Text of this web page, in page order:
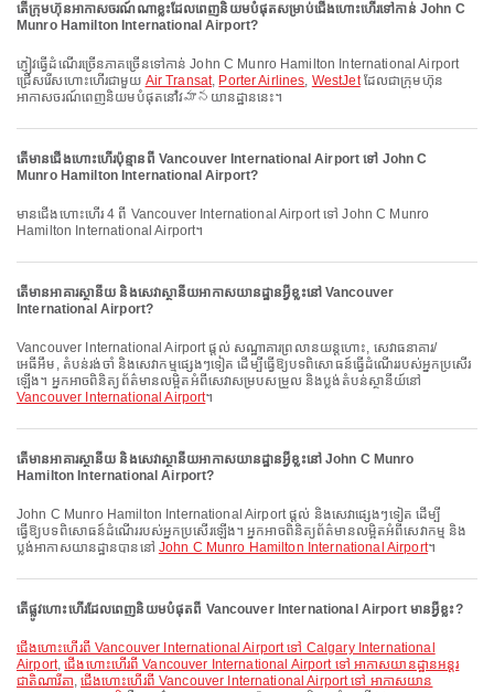
តើក្រុមហ៊ុនអាកាសចរណ៍ណាខ្លះដែលពេញនិយមបំផុតសម្រាប់ជើងហោះហើរទៅកាន់ John C
Munro Hamilton International Airport?
ភ្ញៀវធ្វើដំណើរច្រើនភាគច្រើនទៅកាន់ John C Munro Hamilton International Airport
ជ្រើសរើសហោះហើរជាមួយ Air Transat, Porter Airlines, WestJetដែលជាក្រុមហ៊ុន
អាកាសចរណ៍ពេញនិយមបំផុតនៅវిమానយានដ្ឋាននេះ។
តើមានជើងហោះហើរប៉ុន្មានពី Vancouver International Airport ទៅ John C
Munro Hamilton International Airport?
មានជើងហោះហើរ 4 ពី Vancouver International Airport ទៅ John C Munro
Hamilton International Airport។
តើមានអាគារស្ថានីយ និងសេវាស្ថានីយអាកាសយានដ្ឋានអ្វីខ្លះនៅ Vancouver
International Airport?
Vancouver International Airport ផ្តល់ សណ្ឋាគារព្រលានយន្តហោះ, សេវាធនាគារ/
អេធីអឹម, តំបន់រង់ចាំ និងសេវាកម្មផ្សេងៗទៀត ដើម្បីធ្វើឱ្យបទពិសោធន៍ធ្វើដំណើររបស់អ្នកប្រសើរ
ឡើង។ អ្នកអាចពិនិត្យព័ត៌មានលម្អិតអំពីសេវាសម្របសម្រួល និងប្លង់តំបន់ស្ថានីយ៍នៅ
Vancouver International Airport។
តើមានអាគារស្ថានីយ និងសេវាស្ថានីយអាកាសយានដ្ឋានអ្វីខ្លះនៅ John C Munro
Hamilton International Airport?
John C Munro Hamilton International Airport ផ្តល់ និងសេវាផ្សេងៗទៀត ដើម្បី
ធ្វើឱ្យបទពិសោធន៍ដំណើររបស់អ្នកប្រសើរឡើង។ អ្នកអាចពិនិត្យព័ត៌មានលម្អិតអំពីសេវាកម្ម និង
ប្លង់អាកាសយានដ្ឋានបាននៅ John C Munro Hamilton International Airport។
តើផ្លូវហោះហើរដែលពេញនិយមបំផុតពី Vancouver International Airport មានអ្វីខ្លះ?
ជើងហោះហើរពី Vancouver International Airport ទៅ Calgary International
Airport,ជើងហោះហើរពី Vancouver International Airport ទៅ អាកាសយានដ្ឋានអន្តរ
ជាតិណារីតា, ជើងហោះហើរពី Vancouver International Airport ទៅ អាកាសយាន